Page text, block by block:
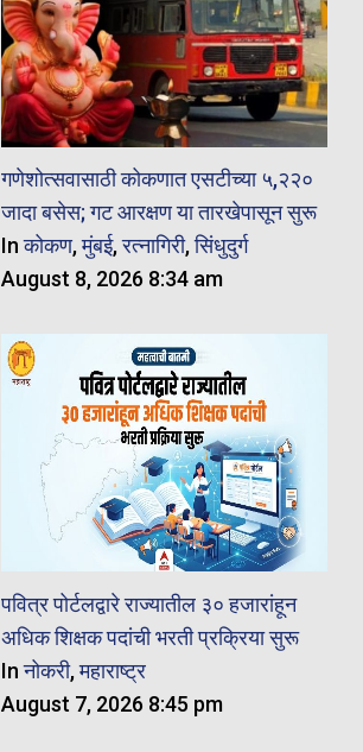
गणेशोत्सवासाठी कोकणात एसटीच्या ५,२२०
जादा बसेस; गट आरक्षण या तारखेपासून सुरू
Inकोकण,मुंबई,रत्नागिरी,सिंधुदुर्ग
August 8, 2026 8:34 am
पवित्र पोर्टलद्वारे राज्यातील ३० हजारांहून
अधिक शिक्षक पदांची भरती प्रक्रिया सुरू
Inनोकरी,महाराष्ट्र
August 7, 2026 8:45 pm